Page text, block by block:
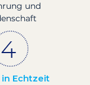
und
in Echtzeit